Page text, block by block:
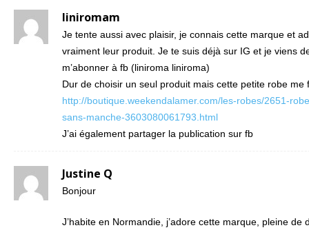
liniromam
Je tente aussi avec plaisir, je connais cette marque et
vraiment leur produit. Je te suis déjà sur IG et je viens
m’abonner à fb (liniroma liniroma)
Dur de choisir un seul produit mais cette petite robe me
http://boutique.weekendalamer.com/les-robes/2651-
sans-manche-3603080061793.html
J’ai également partager la publication sur fb
Justine Q
Bonjour
J’habite en Normandie, j’adore cette marque, pleine de